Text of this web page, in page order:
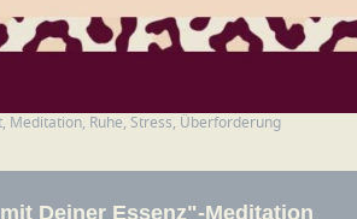
Meditation Ruhe Stress Überforderung